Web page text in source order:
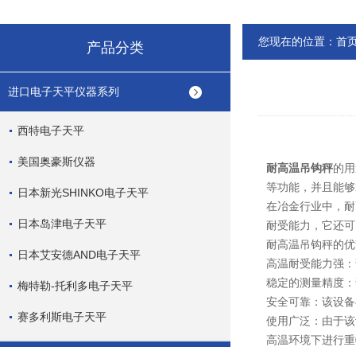
产品分类
进口电子天平仪器系列
西特电子天平
美国奥豪斯仪器
日本新光SHINKO电子天平
日本岛津电子天平
日本艾安德AND电子天平
梅特勒-托利多电子天平
赛多利斯电子天平
您现在的位置： 首
耐高温吊钩秤的
等功能，并且能
在冶金行业中，
耐受能力，它还
耐高温吊钩秤的
高温耐受能力强
稳定的测量精度
安全可靠：该设
使用广泛：由于
高温环境下进行